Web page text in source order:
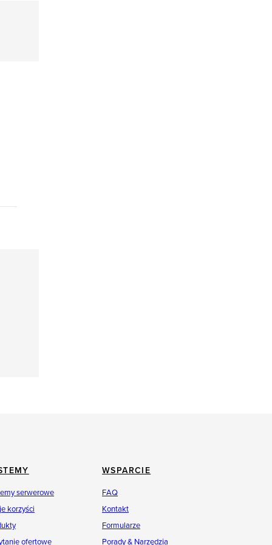
serwerowe
korzyści
ofertowe
WSPARCIE
FAQ
Kontakt
Formularze
Porady & Narzędzia